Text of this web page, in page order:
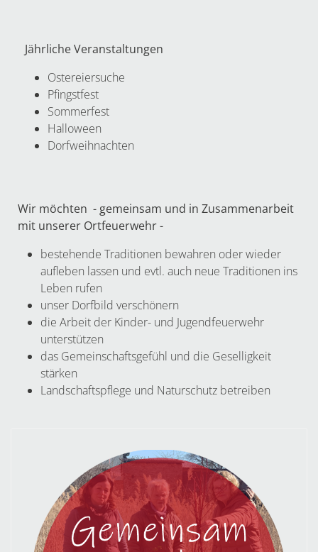
Jährliche Veranstaltungen
Ostereiersuche
Pfingstfest
Sommerfest
Halloween
Dorfweihnachten
Wir möchten - gemeinsam und in Zusammenarbeit
mit unserer Ortfeuerwehr -
bestehende Traditionen bewahren oder wieder
aufleben lassen und evtl. auch neue Traditionen ins
Leben rufen
unser Dorfbild verschönern
die Arbeit der Kinder- und Jugendfeuerwehr
unterstützen
das Gemeinschaftsgefühl und die Geselligkeit
stärken
Landschaftspflege und Naturschutz betreiben